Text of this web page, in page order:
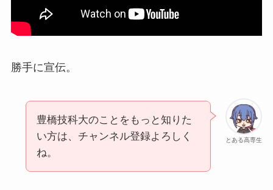
勝手に宣伝。
とある高専生
豊橋技科大のことをもっと知りた
い方は、チャンネル登録よろしく
ね。